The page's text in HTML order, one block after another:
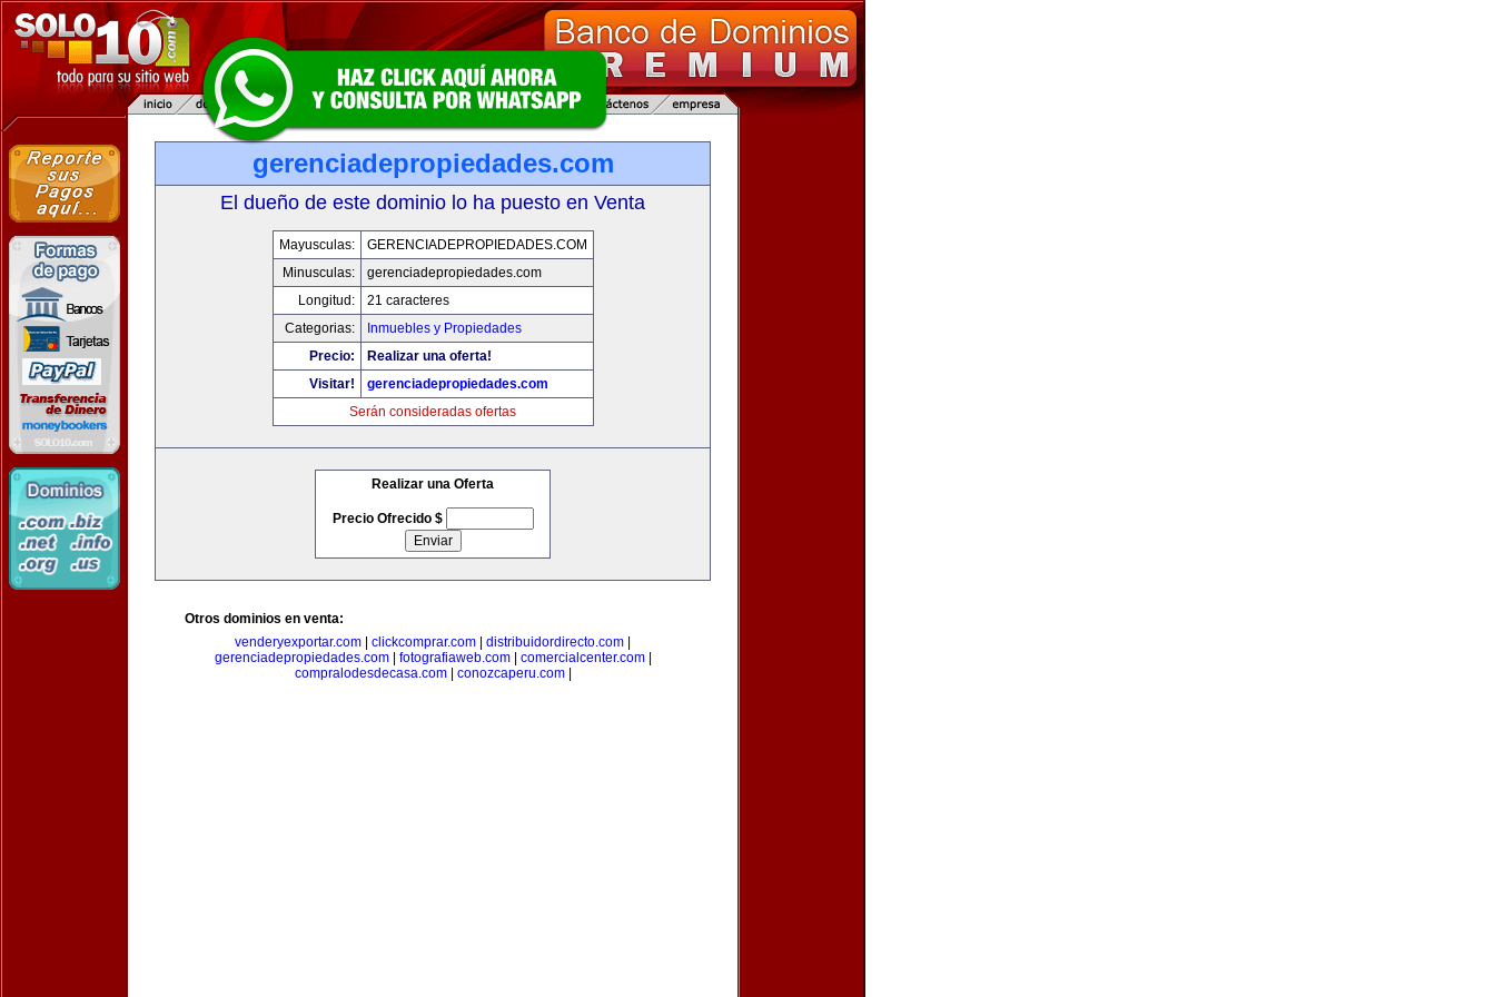
gerenciadepropiedades.com
El dueño de este dominio lo ha puesto en Venta
Mayusculas:
GERENCIADEPROPIEDADES.COM
Minusculas:
gerenciadepropiedades.com
Longitud:
21 caracteres
Categorias:
Inmuebles y Propiedades
Precio:
Realizar una oferta!
Visitar!
gerenciadepropiedades.com
Serán consideradas ofertas
Realizar una Oferta
Precio Ofrecido $
Otros dominios en venta:
venderyexportar.com
clickcomprar.com distribuidordirecto.com
gerenciadepropiedades.com| fotografiaweb.com| comercialcenter.com|
compralodesdecasa.com| conozcaperu.com|